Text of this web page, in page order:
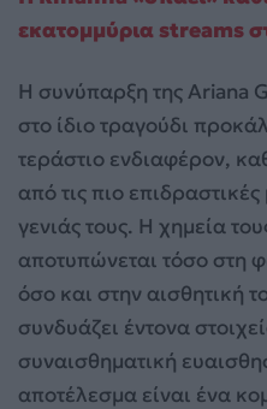
εκατομμύρια streams
Η συνύπαρξη της Ariana
στο ίδιο τραγούδι
τεράστιο ενδιαφέρον,
από τις πιο
γενιάς τους. Η χημεία
αποτυπώνεται τόσο στη
όσο και στην αισθητική
συνδυάζει έντονα
συναισθηματική
αποτέλεσμα είναι ένα